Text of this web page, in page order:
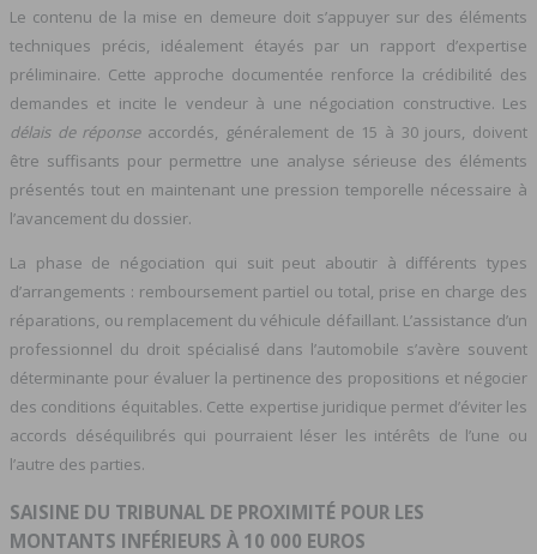
Le contenu de la mise en demeure doit s’appuyer sur des éléments
techniques précis, idéalement étayés par un rapport d’expertise
préliminaire. Cette approche documentée renforce la crédibilité des
demandes et incite le vendeur à une négociation constructive. Les
délais de réponseaccordés, généralement de 15 à 30 jours, doivent
être suffisants pour permettre une analyse sérieuse des éléments
présentés tout en maintenant une pression temporelle nécessaire à
l’avancement du dossier.
La phase de négociation qui suit peut aboutir à différents types
d’arrangements : remboursement partiel ou total, prise en charge des
réparations, ou remplacement du véhicule défaillant. L’assistance d’un
professionnel du droit spécialisé dans l’automobile s’avère souvent
déterminante pour évaluer la pertinence des propositions et négocier
des conditions équitables. Cette expertise juridique permet d’éviter les
accords déséquilibrés qui pourraient léser les intérêts de l’une ou
l’autre des parties.
SAISINE DU TRIBUNAL DE PROXIMITÉ POUR LES
MONTANTS INFÉRIEURS À 10 000 EUROS